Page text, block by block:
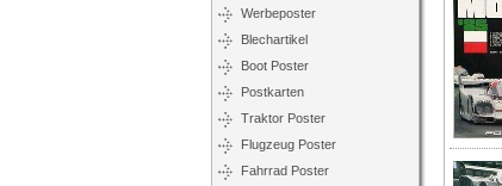
Werbeposter
Blechartikel
Boot Poster
Postkarten
Traktor Poster
Flugzeug Poster
Fahrrad Poster